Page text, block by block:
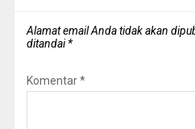
Alamat email Anda tidak akan
ditandai*
Komentar*